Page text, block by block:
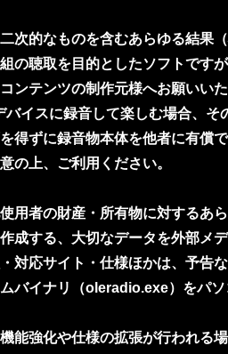
次的なものを含むあらゆる結果
聴取を目的としたソフトです
ンテンツの制作元様へお願いいた
イスに録音して楽しむ場合、そ
得ずに録音物本体を他者に有償
の上、ご利用ください。
者の財産・所有物に対するあ
成する、大切なデータを外部メ
応サイト・仕様ほかは、予告
バイナリ（oleradio.exe）をパ
能強化や仕様の拡張が行われる場